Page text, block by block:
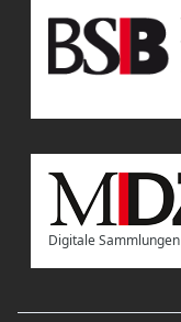
Digitale Sammlungen